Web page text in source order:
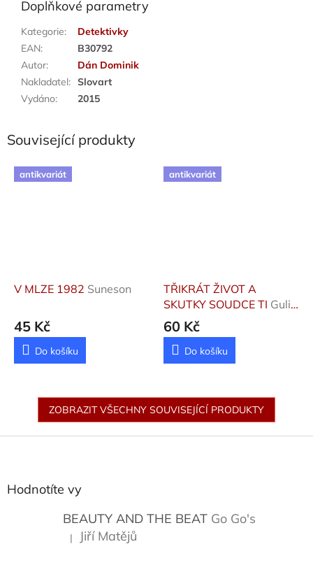
Doplňkové parametry
Kategorie:
Detektivky
EAN:
B30792
Autor:
Dán Dominik
Nakladatel: Slovart
Vydáno: 2015
Související produkty
antikvariát
V MLZE 1982 Suneson
45 Kč
Do košíku
antikvariát
TŘIKRÁT ŽIVOT A
SKUTKY SOUDCE TI Gulik
Robert Van
60 Kč
Do košíku
ZOBRAZIT VŠECHNY SOUVISEJÍCÍ PRODUKTY
Hodnotíte vy
BEAUTY AND THE BEAT Go Go's
Hodnocení produktu je 5 z 5 hvězdiček.
| Jiří Matějů